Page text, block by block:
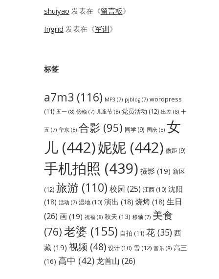
shuiyao 发表在《留言板》
Ingrid 发表在《军训》
标签
a7m3 (116) MP3 (7) pjblog(7) wordpress
(11) 五一(8) 傍晚(7) 儿童节(8) 党员活动 (12) 出差(8) 十
五 (7) 华东(8) 合影 (95) 同学(9) 国庆(8) 女
儿(442)妮妮(442) 微距(9)
手机拍照 (439) 摄影(19) 新区
(12) 旅游(110) 校园 (25) 江西(10) 沈阳
(18) 活动 (7) 湿地(10) 演出 (18) 烧烤(18) 生日
(26) 画(19) 祝福(8) 秋天 (13) 移轴(7) 美食
(76)老婆 (155) 自拍 (11) 花(35) 西
藏(19) 视频 (48) 设计(10) 雪(12) 音乐(8) 高三
(16) 高中 (42)龙首山 (26)